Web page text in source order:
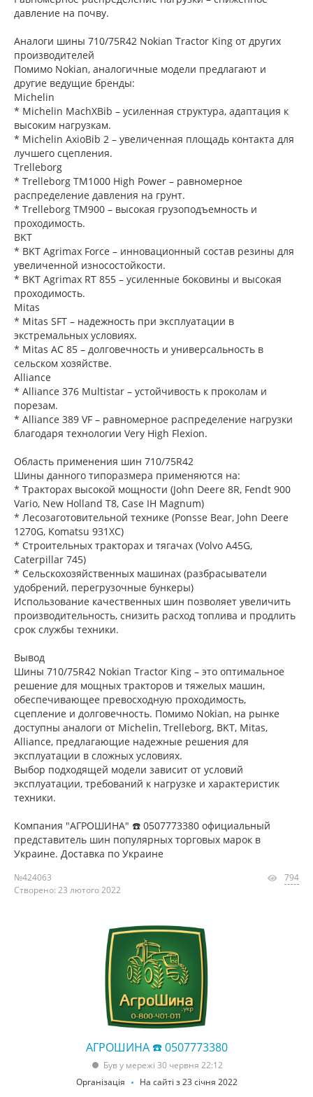
давление на почву.
Аналоги шины 710/75R42 Nokian Tractor King от других
производителей
Помимо Nokian, аналогичные модели предлагают и
другие ведущие бренды:
Michelin
* Michelin MachXBib – усиленная структура, адаптация к
высоким нагрузкам.
* Michelin AxioBib 2 – увеличенная площадь контакта для
лучшего сцепления.
Trelleborg
* Trelleborg TM1000 High Power – равномерное
распределение давления на грунт.
* Trelleborg TM900 – высокая грузоподъемность и
проходимость.
BKT
* BKT Agrimax Force – инновационный состав резины для
увеличенной износостойкости.
* BKT Agrimax RT 855 – усиленные боковины и высокая
проходимость.
Mitas
* Mitas SFT – надежность при эксплуатации в
экстремальных условиях.
* Mitas AC 85 – долговечность и универсальность в
сельском хозяйстве.
Alliance
* Alliance 376 Multistar – устойчивость к проколам и
порезам.
* Alliance 389 VF – равномерное распределение нагрузки
благодаря технологии Very High Flexion.
Область применения шин 710/75R42
Шины данного типоразмера применяются на:
* Тракторах высокой мощности (John Deere 8R, Fendt 900
Vario, New Holland T8, Case IH Magnum)
* Лесозаготовительной технике (Ponsse Bear, John Deere
1270G, Komatsu 931XC)
* Строительных тракторах и тягачах (Volvo A45G,
Caterpillar 745)
* Сельскохозяйственных машинах (разбрасыватели
удобрений, перегрузочные бункеры)
Использование качественных шин позволяет увеличить
производительность, снизить расход топлива и продлить
срок службы техники.
Вывод
Шины 710/75R42 Nokian Tractor King – это оптимальное
решение для мощных тракторов и тяжелых машин,
обеспечивающее превосходную проходимость,
сцепление и долговечность. Помимо Nokian, на рынке
доступны аналоги от Michelin, Trelleborg, BKT, Mitas,
Alliance, предлагающие надежные решения для
эксплуатации в сложных условиях.
Выбор подходящей модели зависит от условий
эксплуатации, требований к нагрузке и характеристик
техники.
Компания "АГРОШИНА" ☎️ 0507773380 официальный
представитель шин популярных торговых марок в
Украине. Доставка по Украине
№424063
Створено: 23 лютого 2022
794
АГРОШИНА ☎️ 0507773380
Був у мережі 30 червня 22:12
Організація
На сайті з 23 січня 2022